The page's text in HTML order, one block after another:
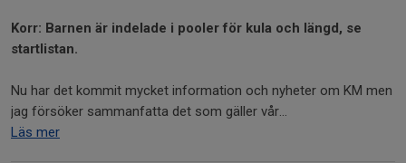
Korr: Barnen är indelade i pooler för kula och längd, se
startlistan.
Nu har det kommit mycket information och nyheter om KM men
jag försöker sammanfatta det som gäller vår...
Läs mer